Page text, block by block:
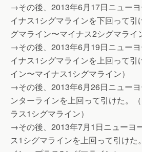
→その後、2013年6月17日ニュー
イナス1シグマラインを下回って引
グマライン〜マイナス2シグマライ
→その後、2013年6月19日ニュー
イナス1シグマラインを上回って引
イン〜マイナス1シグマライン）
→その後、2013年6月26日ニュー
ンターラインを上回って引けた。
ラス1シグマライン）
→その後、2013年7月1日ニューヨ
ス1シグマラインを上回って引けた